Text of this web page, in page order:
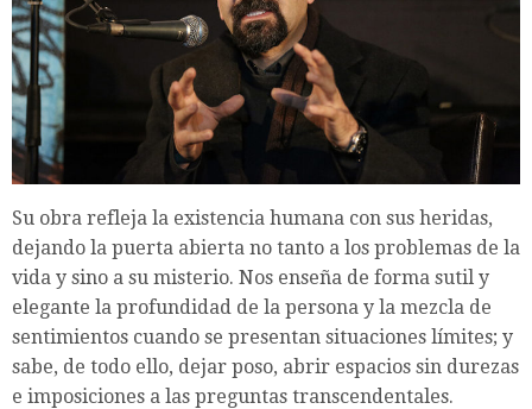
Su obra refleja la existencia humana con sus heridas,
dejando la puerta abierta no tanto a los problemas de la
vida y sino a su misterio. Nos enseña de forma sutil y
elegante la profundidad de la persona y la mezcla de
sentimientos cuando se presentan situaciones límites; y
sabe, de todo ello, dejar poso, abrir espacios sin durezas
e imposiciones a las preguntas transcendentales.